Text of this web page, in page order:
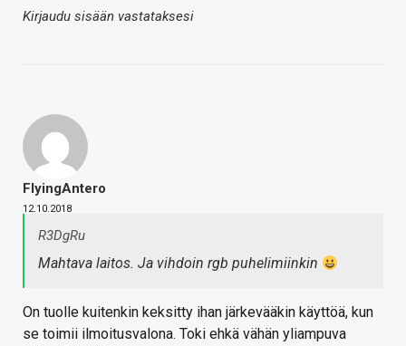
Kirjaudu sisään vastataksesi
FlyingAntero
12.10.2018
R3DgRu
Mahtava laitos. Ja vihdoin rgb puhelimiinkin
On tuolle kuitenkin keksitty ihan järkevääkin käyttöä, kun
se toimii ilmoitusvalona. Toki ehkä vähän yliampuva